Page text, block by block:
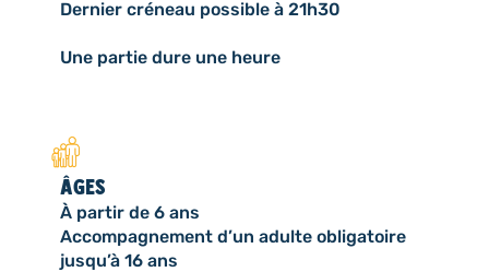
Dernier créneau possible à 21h30
Une partie dure une heure
ÂGES
À partir de 6 ans
Accompagnement d’un adulte obligatoire
jusqu’à 16 ans